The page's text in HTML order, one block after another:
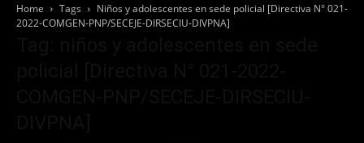
Home Tags
Niños y adolescentes en sede policial [Directiva N° 021-
2022-COMGEN-PNP/SECEJE-DIRSECIU-DIVPNA]